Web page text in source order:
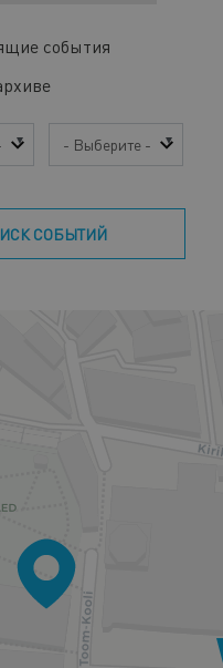
события
Месяц
СОБЫТИЙ